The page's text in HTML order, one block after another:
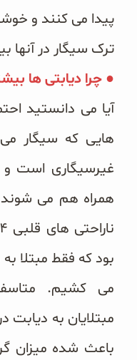
پیدا می کنند و
ترک سیگار در آنها
● چرا دیابتی ها
آیا می دانستید
غیرسیگاری است و
همراه هم می شوند
بود که فقط مبتلا
می کشیم.
مبتلایان به دیابت
باعث شده میزان